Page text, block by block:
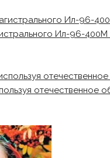
Ил-96-
отечественное